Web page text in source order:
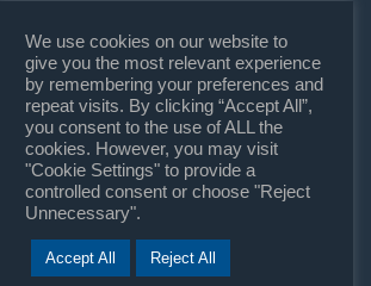
- Ihr macht mir Mut (in
- 2025SUNROCK///MATTHIAS MÜLLER | FILM
We use cookies on our website to
give you the most relevant experience
by remembering your preferences and
repeat visits. By clicking “Accept All”,
you consent to the use of ALL the
cookies. However, you may visit
"Cookie Settings" to provide a
controlled consent or choose "Reject
Unnecessary".
Accept All Reject All